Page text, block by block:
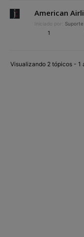
American
Iniciado por:
1
Visualizando 2 tópicos - 1